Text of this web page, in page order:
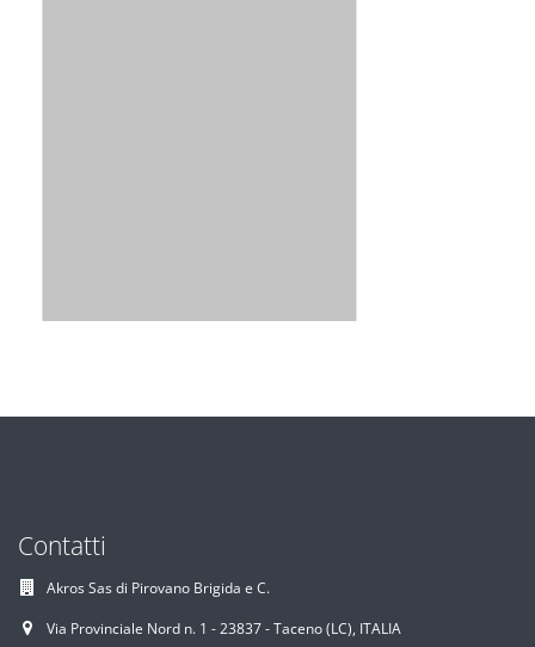
Contatti
Akros Sas di Pirovano Brigida e C.
Via Provinciale Nord n. 1 - 23837 - Taceno (LC), ITALIA